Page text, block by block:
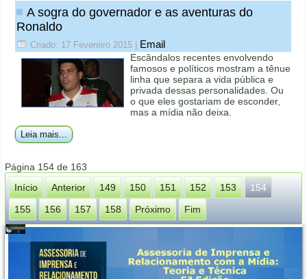
A sogra do governador e as aventuras do
Ronaldo
Criado: 17 Fevereiro 2015 Email
Escândalos recentes envolvendo
famosos e políticos mostram a tênue
linha que separa a vida pública e
privada dessas personalidades. Ou
o que eles gostariam de esconder,
mas a mídia não deixa.
Leia mais...
Página 154 de 163
Início
Anterior 149 150 151 152 153
154
155
156 157 158 Próximo Fim